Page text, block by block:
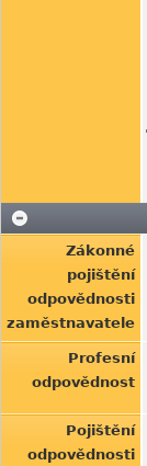
Zákonné
pojištění
odpovědnosti
zaměstnavatele
Profesní
odpovědnost
Pojištění
odpovědnosti